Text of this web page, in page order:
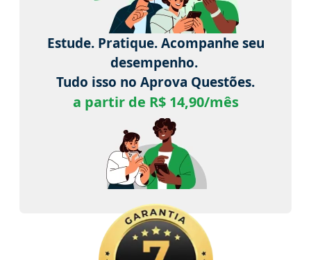
Estude. Pratique. Acompanhe seu
desempenho.
Tudo isso no Aprova Questões.
a partir de R$ 14,90/mês